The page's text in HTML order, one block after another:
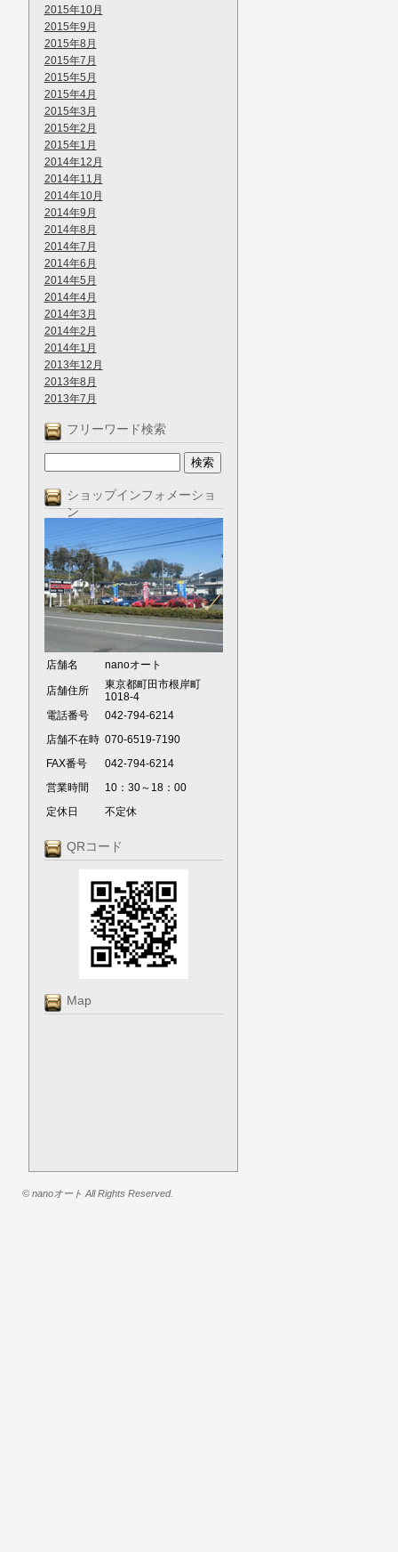
2015年10月
2015年9月
2015年8月
2015年7月
2015年5月
2015年4月
2015年3月
2015年2月
2015年1月
2014年12月
2014年11月
2014年10月
2014年9月
2014年8月
2014年7月
2014年6月
2014年5月
2014年4月
2014年3月
2014年2月
2014年1月
2013年12月
2013年8月
2013年7月
フリーワード検索
ショップインフォメーショ
ン
店舗名 nanoオート
店舗住所
東京都町田市根岸町
1018-4
電話番号
042-794-6214
店舗不在時 070-6519-7190
FAX番号
042-794-6214
営業時間
10：30～18：00
定休日
不定休
QRコード
Map
© nanoオート All Rights Reserved.